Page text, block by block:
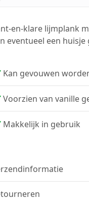
en-klare lijmplank
eventueel een
Kan gevouwen
Voorzien van vanille
Makkelijk in gebruik
verzenden metDHL.
verzending: